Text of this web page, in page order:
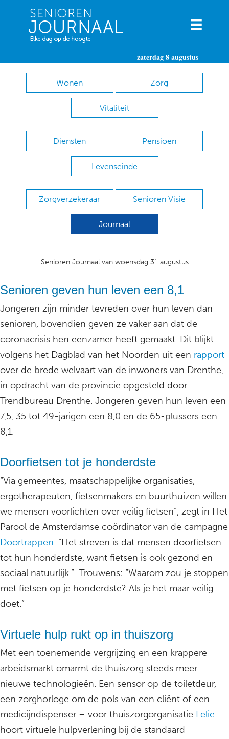
zaterdag 8 augustus
Wonen Zorg
Vitaliteit
Diensten Pensioen
Levenseinde
Zorgverzekeraar Senioren Visie
Journaal
Senioren Journaal van woensdag 31 augustus
Senioren geven hun leven een 8,1
Jongeren zijn minder tevreden over hun leven dan
senioren, bovendien geven ze vaker aan dat de
coronacrisis hen eenzamer heeft gemaakt. Dit blijkt
volgens het Dagblad van het Noorden uit een rapport
over de brede welvaart van de inwoners van Drenthe,
in opdracht van de provincie opgesteld door
Trendbureau Drenthe. Jongeren geven hun leven een
7,5, 35 tot 49-jarigen een 8,0 en de 65-plussers een
8,1.
Doorfietsen tot je honderdste
“Via gemeentes, maatschappelijke organisaties,
ergotherapeuten, fietsenmakers en buurthuizen willen
we mensen voorlichten over veilig fietsen”, zegt in Het
Parool de Amsterdamse coördinator van de campagne
Doortrappen. “Het streven is dat mensen doorfietsen
tot hun honderdste, want fietsen is ook gezond en
sociaal natuurlijk.” Trouwens: “Waarom zou je stoppen
met fietsen op je honderdste? Als je het maar veilig
doet.”
Virtuele hulp rukt op in thuiszorg
Met een toenemende vergrijzing en een krappere
arbeidsmarkt omarmt de thuiszorg steeds meer
nieuwe technologieën. Een sensor op de toiletdeur,
een zorghorloge om de pols van een cliënt of een
medicijndispenser – voor thuiszorgorganisatie Lelie
hoort virtuele hulpverlening bij de standaard